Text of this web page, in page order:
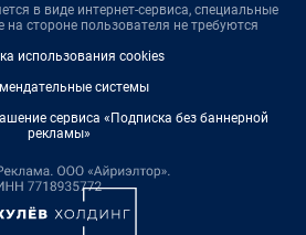
в виде интернет-сервиса, специальные
на стороне пользователя не требуются
использования cookies
системы
сервиса «Подписка без баннерной
рекламы»